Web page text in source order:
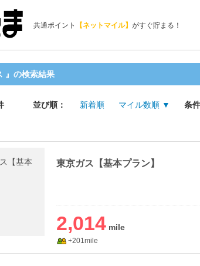
共通ポイント 【ネットマイル】 がすぐ貯まる！
』の検索結果
並び順： 新着順 マイル数順 ▼ 条
東京ガス【基本プラン】
2,014
+201mile